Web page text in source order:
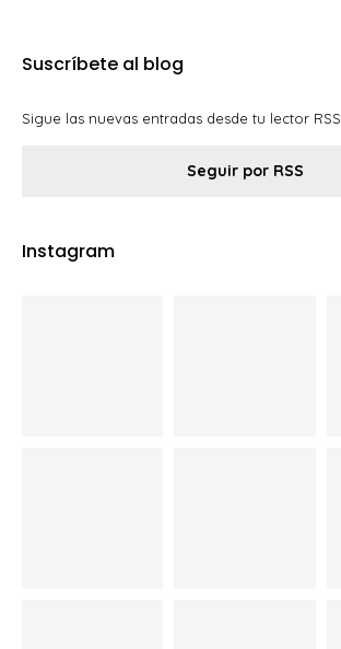
Suscríbete al blog
Sigue las nuevas entradas desde tu lector RSS.
Seguir por RSS
Instagram